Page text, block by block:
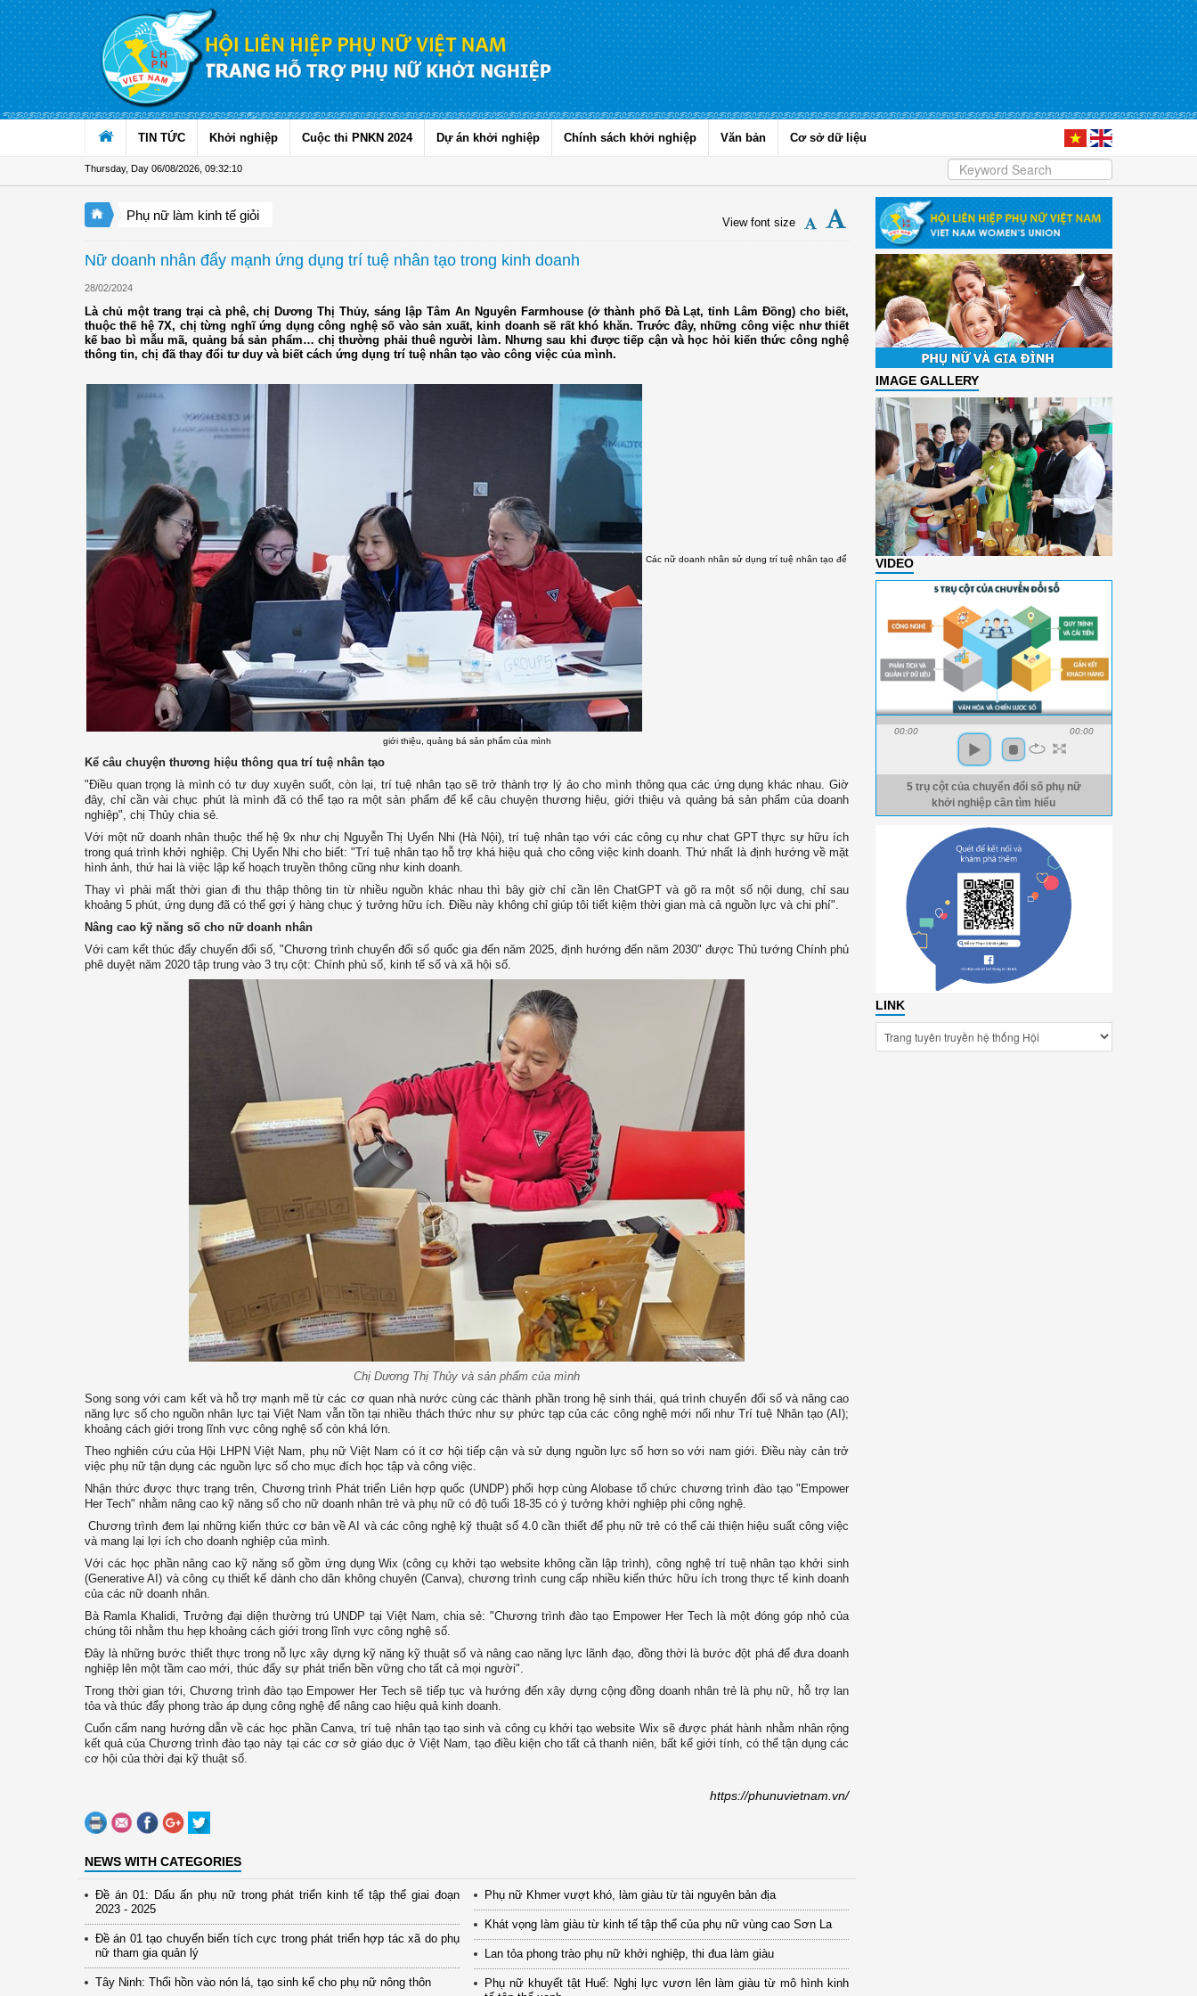
Skip to Content
TIN TỨC Khởi nghiệp Cuộc thi PNKN 2024 Dự án khởi nghiệp Chính sách khởi nghiệp Văn bản Cơ sở dữ liệu
Thursday, Day 06/08/2026 09:32:11
Phụ nữ làm kinh tế giỏi View font size
Nữ doanh nhân đẩy mạnh ứng dụng trí tuệ nhân tạo trong kinh doanh
28/02/2024
Là chủ một trang trại cà phê, chị Dương Thị Thủy, sáng lập Tâm An Nguyên Farmhouse (ở thành phố Đà Lạt, tỉnh Lâm Đồng) cho biết,
thuộc thế hệ 7X, chị từng nghĩ ứng dụng công nghệ số vào sản xuất, kinh doanh sẽ rất khó khăn. Trước đây, những công việc như thiết
kế bao bì mẫu mã, quảng bá sản phẩm… chị thường phải thuê người làm. Nhưng sau khi được tiếp cận và học hỏi kiến thức công nghệ
thông tin, chị đã thay đổi tư duy và biết cách ứng dụng trí tuệ nhân tạo vào công việc của mình.
Các nữ doanh nhân sử dụng trí tuệ nhân tạo để
giới thiệu, quảng bá sản phẩm của mình
Kể câu chuyện thương hiệu thông qua trí tuệ nhân tạo
"Điều quan trọng là mình có tư duy xuyên suốt, còn lại, trí tuệ nhân tạo sẽ trở thành trợ lý ảo cho mình thông qua các ứng dụng khác nhau. Giờ
đây, chỉ cần vài chục phút là mình đã có thể tạo ra một sản phẩm để kể câu chuyện thương hiệu, giới thiệu và quảng bá sản phẩm của doanh
nghiệp", chị Thủy chia sẻ.
Với một nữ doanh nhân thuộc thế hệ 9x như chị Nguyễn Thị Uyển Nhi (Hà Nội), trí tuệ nhân tạo với các công cụ như chat GPT thực sự hữu ích
trong quá trình khởi nghiệp. Chị Uyển Nhi cho biết: "Trí tuệ nhân tạo hỗ trợ khá hiệu quả cho công việc kinh doanh. Thứ nhất là định hướng về mặt
hình ảnh, thứ hai là việc lập kế hoạch truyền thông cũng như kinh doanh.
Thay vì phải mất thời gian đi thu thập thông tin từ nhiều nguồn khác nhau thì bây giờ chỉ cần lên ChatGPT và gõ ra một số nội dung, chỉ sau
khoảng 5 phút, ứng dụng đã có thể gợi ý hàng chục ý tưởng hữu ích. Điều này không chỉ giúp tôi tiết kiệm thời gian mà cả nguồn lực và chi phí".
Nâng cao kỹ năng số cho nữ doanh nhân
Với cam kết thúc đẩy chuyển đổi số, "Chương trình chuyển đổi số quốc gia đến năm 2025, định hướng đến năm 2030" được Thủ tướng Chính phủ
phê duyệt năm 2020 tập trung vào 3 trụ cột: Chính phủ số, kinh tế số và xã hội số.
Chị Dương Thị Thủy và sản phẩm của mình
Song song với cam kết và hỗ trợ mạnh mẽ từ các cơ quan nhà nước cùng các thành phần trong hệ sinh thái, quá trình chuyển đổi số và nâng cao
năng lực số cho nguồn nhân lực tại Việt Nam vẫn tồn tại nhiều thách thức như sự phức tạp của các công nghệ mới nổi như Trí tuệ Nhân tạo (AI);
khoảng cách giới trong lĩnh vực công nghệ số còn khá lớn.
Theo nghiên cứu của Hội LHPN Việt Nam, phụ nữ Việt Nam có ít cơ hội tiếp cận và sử dụng nguồn lực số hơn so với nam giới. Điều này cản trở
việc phụ nữ tận dụng các nguồn lực số cho mục đích học tập và công việc.
Nhận thức được thực trạng trên, Chương trình Phát triển Liên hợp quốc (UNDP) phối hợp cùng Alobase tổ chức chương trình đào tạo "Empower
Her Tech" nhằm nâng cao kỹ năng số cho nữ doanh nhân trẻ và phụ nữ có độ tuổi 18-35 có ý tưởng khởi nghiệp phi công nghệ.
Chương trình đem lại những kiến thức cơ bản về AI và các công nghệ kỹ thuật số 4.0 cần thiết để phụ nữ trẻ có thể cải thiện hiệu suất công việc
và mang lại lợi ích cho doanh nghiệp của mình.
Với các học phần nâng cao kỹ năng số gồm ứng dụng Wix (công cụ khởi tạo website không cần lập trình), công nghệ trí tuệ nhân tạo khởi sinh
(Generative AI) và công cụ thiết kế dành cho dân không chuyên (Canva), chương trình cung cấp nhiều kiến thức hữu ích trong thực tế kinh doanh
của các nữ doanh nhân.
Bà Ramla Khalidi, Trưởng đại diện thường trú UNDP tại Việt Nam, chia sẻ: "Chương trình đào tạo Empower Her Tech là một đóng góp nhỏ của
chúng tôi nhằm thu hẹp khoảng cách giới trong lĩnh vực công nghệ số.
Đây là những bước thiết thực trong nỗ lực xây dựng kỹ năng kỹ thuật số và nâng cao năng lực lãnh đạo, đồng thời là bước đột phá để đưa doanh
nghiệp lên một tầm cao mới, thúc đẩy sự phát triển bền vững cho tất cả mọi người".
Trong thời gian tới, Chương trình đào tạo Empower Her Tech sẽ tiếp tục và hướng đến xây dựng cộng đồng doanh nhân trẻ là phụ nữ, hỗ trợ lan
tỏa và thúc đẩy phong trào áp dụng công nghệ để nâng cao hiệu quả kinh doanh.
Cuốn cẩm nang hướng dẫn về các học phần Canva, trí tuệ nhân tạo tạo sinh và công cụ khởi tạo website Wix sẽ được phát hành nhằm nhân rộng
kết quả của Chương trình đào tạo này tại các cơ sở giáo dục ở Việt Nam, tạo điều kiện cho tất cả thanh niên, bất kể giới tính, có thể tận dụng các
cơ hội của thời đại kỹ thuật số.
https://phunuvietnam.vn/
NEWS WITH CATEGORIES
Đề án 01: Dấu ấn phụ nữ trong phát triển kinh tế tập thể giai đoạn
2023 - 2025
Đề án 01 tạo chuyển biến tích cực trong phát triển hợp tác xã do phụ
nữ tham gia quản lý
Tây Ninh: Thổi hồn vào nón lá, tạo sinh kế cho phụ nữ nông thôn
Phụ nữ Khmer vượt khó, làm giàu từ tài nguyên bản địa
Khát vọng làm giàu từ kinh tế tập thể của phụ nữ vùng cao Sơn La
Lan tỏa phong trào phụ nữ khởi nghiệp, thi đua làm giàu
Phụ nữ khuyết tật Huế: Nghị lực vươn lên làm giàu từ mô hình kinh
IMAGE GALLERY
VIDEO
00:00 00:00
5 trụ cột của chuyển đổi số phụ nữ
khởi nghiệp cần tìm hiểu
LINK